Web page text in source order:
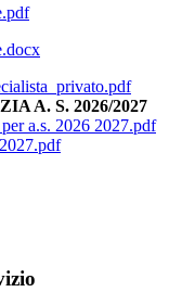
A. S. 2026/2027
a.s. 2026 2027.pdf